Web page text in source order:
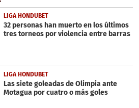
LIGA HONDUBET
32 personas han muerto en los últimos
tres torneos por violencia entre barras
LIGA HONDUBET
Las siete goleadas de Olimpia ante
Motagua por cuatro o más goles